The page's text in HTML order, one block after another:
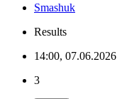
Smashuk
Results
14:00, 07.06.2026
3